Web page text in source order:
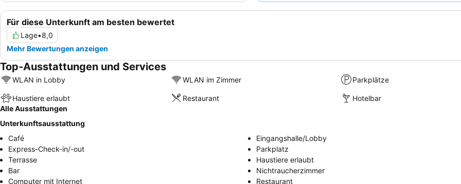
Für diese Unterkunft am besten bewertet
Lage•8,0
Mehr Bewertungen anzeigen
Top-Ausstattungen und Services
WLAN in Lobby WLAN im Zimmer Parkplätze
Haustiere erlaubt Restaurant
Hotelbar
Alle Ausstattungen
Unterkunftsausstattung
Café
Eingangshalle/Lobby
Express-Check-in/-out
Parkplatz
Terrasse
Haustiere erlaubt
Bar
Nichtraucherzimmer
Computer mit Internet
Restaurant